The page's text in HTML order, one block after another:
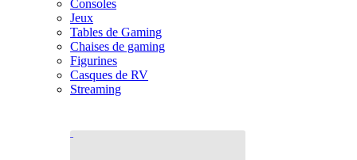
Consoles
Jeux
Tables de Gaming
Chaises de gaming
Figurines
Casques de RV
Streaming